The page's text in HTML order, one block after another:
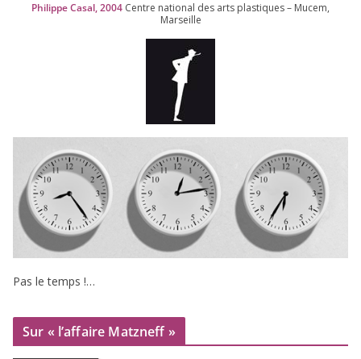
Philippe Casal,2004 Centre natio­nal des arts plas­tiques – Mucem,
Marseille
Pas le temps !…
Sur « l’affaire Matzneff »